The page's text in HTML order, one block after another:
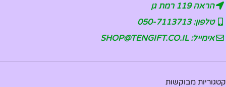
הראה 119 רמת גן
טלפון: 050-7113713
אימייל: SHOP@TENGIFT.CO.IL
קטגוריות מבוקשות